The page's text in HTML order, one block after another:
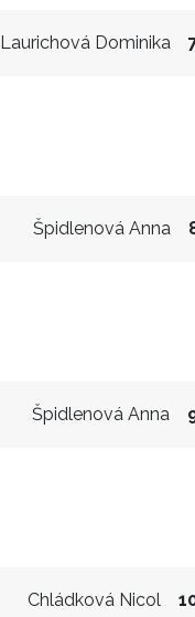
Laurichová Dominika
Špidlenová Anna
Špidlenová Anna
Chládková Nicol